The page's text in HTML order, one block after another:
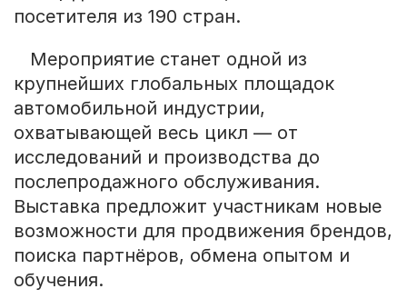
посетителя из 190 стран.
Мероприятие станет одной из
крупнейших глобальных площадок
автомобильной индустрии,
охватывающей весь цикл — от
исследований и производства до
послепродажного обслуживания.
Выставка предложит участникам новые
возможности для продвижения брендов,
поиска партнёров, обмена опытом и
обучения.